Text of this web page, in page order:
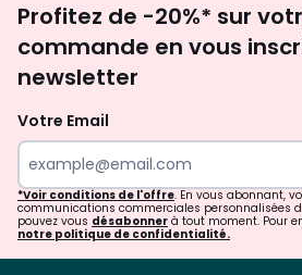
Profitez de -20%* sur
commande en vous
newsletter
Votre Email
*Voir conditions de l'offre. En vous abonnant,
communications commerciales personnalisées
pouvez vous désabonner à tout moment. Pour
notre politique de confidentialité.